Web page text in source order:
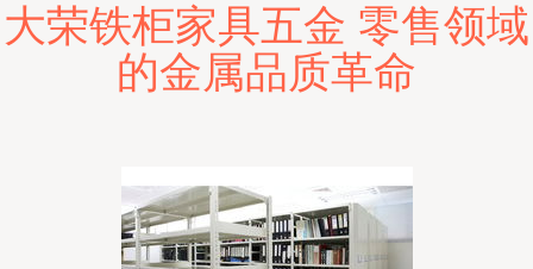
大荣铁柜家具五金 零售领域
的金属品质革命